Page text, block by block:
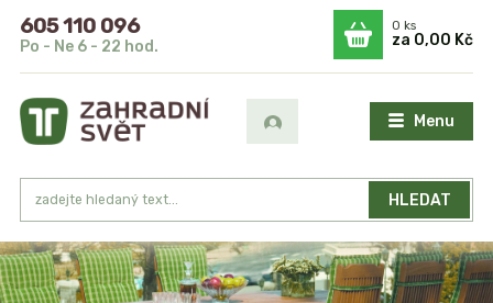
Menu
HLEDAT
605 110 096
Po - Ne 6 - 22 hod.
0ks
za 0,00 Kč